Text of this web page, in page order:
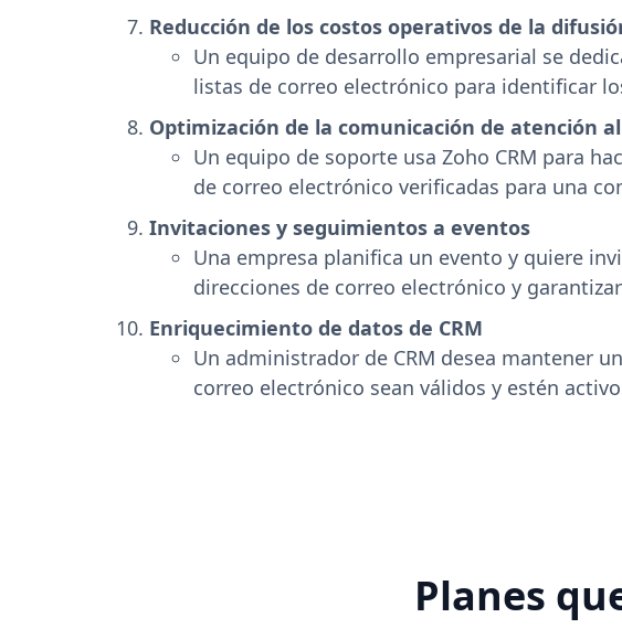
Reducción de los costos operativos de la
Un equipo de desarrollo empresarial se
listas de correo electrónico para identificar
Optimización de la comunicación de atención
Un equipo de soporte usa Zoho CRM para
de correo electrónico verificadas para una
Invitaciones y seguimientos a eventos
Una empresa planifica un evento y quiere
direcciones de correo electrónico y
Enriquecimiento de datos de CRM
Un administrador de CRM desea mantener
correo electrónico sean válidos y estén
Planes